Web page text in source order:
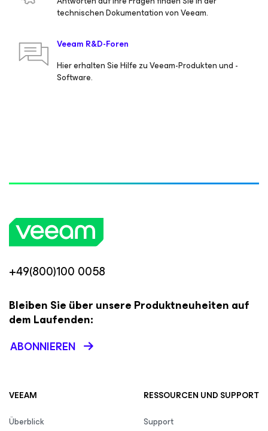
technischen Dokumentation von Veeam.
Veeam R&D-Foren
Hier erhalten Sie Hilfe zu Veeam-Produkten und -
Software.
+49(800)100 0058
Bleiben Sie über unsere Produktneuheiten auf
dem Laufenden:
ABONNIEREN
VEEAM
Überblick
RESSOURCEN UND SUPPORT
Support